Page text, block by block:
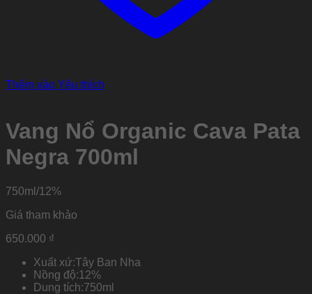
Thêm vào Yêu thích
Vang Nổ Organic Cava Pata
Negra 700ml
750ml/12%
Giá tham khảo
650.000 ₫
Xuất xứ:Tây Ban Nha
Nồng độ:12%
Dung tích:750ml